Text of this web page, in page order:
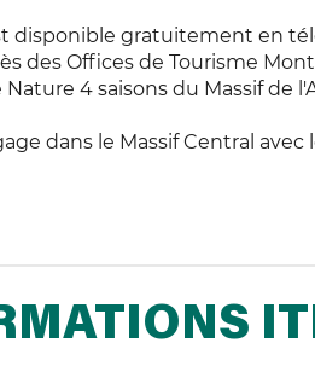
disponible gratuitement en
des Offices de Tourisme
Nature 4 saisons du Massif de
dans le Massif Central